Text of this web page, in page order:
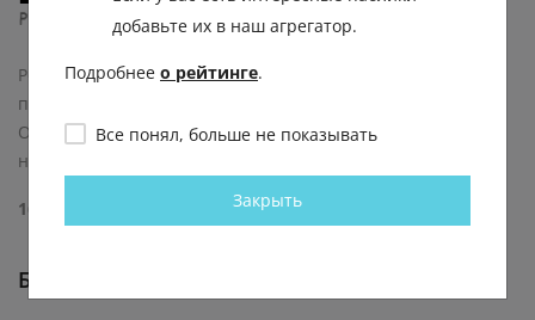
PostTOP - это рейтинги лучших постов и популярных
пабликов из социальной сети ВКонтакте.
Ответственность за содержание постов и комментариев
несут авторы контента.
16+
Быстрые ссылки
добавьте их в наш агрегатор.
Подробнее о рейтинге.
Все понял, больше не показывать
Закрыть